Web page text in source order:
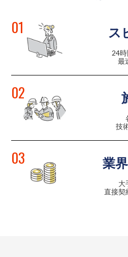
01 ス
24
最
02
技
03 業
大
直接契